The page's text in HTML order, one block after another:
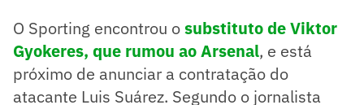
O Sporting encontrou osubstituto de Viktor
Gyokeres, que rumou ao Arsenal, e está
próximo de anunciar a contratação do
atacante Luis Suárez. Segundo o jornalista